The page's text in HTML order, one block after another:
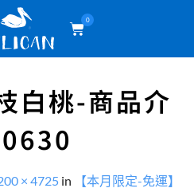
0
白桃-商品介
× 4725 in
【本月限定-免運】